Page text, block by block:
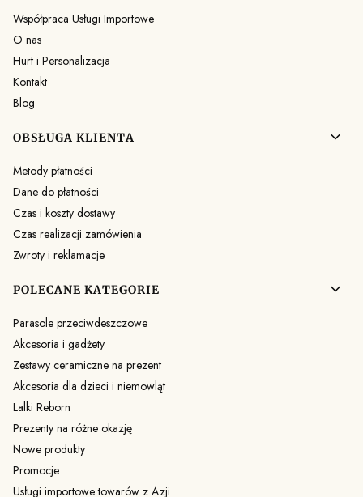
Współpraca Usługi Importowe
O nas
Hurt i Personalizacja
Kontakt
Blog
OBSŁUGA KLIENTA
Metody płatności
Dane do płatności
Czas i koszty dostawy
Czas realizacji zamówienia
Zwroty i reklamacje
POLECANE KATEGORIE
Parasole przeciwdeszczowe
Akcesoria i gadżety
Zestawy ceramiczne na prezent
Akcesoria dla dzieci i niemowląt
Lalki Reborn
Prezenty na różne okazję
Nowe produkty
Promocje
Usługi importowe towarów z Azji